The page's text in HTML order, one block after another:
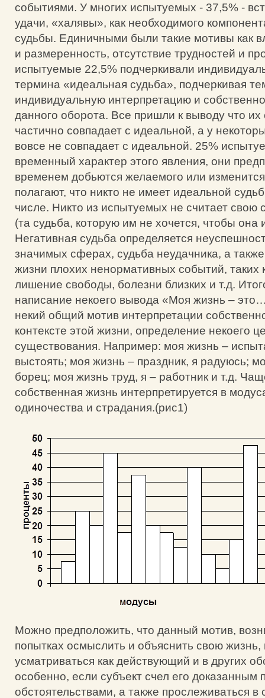
событиями. У многих испытуемых - 37,5% -
удачи, «халявы», как необходимого
судьбы. Единичными были такие мотивы как
и размеренность, отсутствие трудностей и
испытуемые 22,5% подчеркивали
термина «идеальная судьба», подчеркивая
индивидуальную интерпретацию и
данного оборота. Все пришли к выводу что
частично совпадает с идеальной, а у
вовсе не совпадает с идеальной. 25%
временный характер этого явления, они
временем добьются желаемого или
полагают, что никто не имеет идеальной
числе. Никто из испытуемых не считает свою
(та судьба, которую им не хочется, чтобы она
Негативная судьба определяется
значимых сферах, судьба неудачника, а
жизни плохих ненормативных событий, таких
лишение свободы, болезни близких и т.д.
написание некоего вывода «Моя жизнь –
некий общий мотив интерпретации
контексте этой жизни, определение некоего
существования. Например: моя жизнь –
выстоять; моя жизнь – праздник, я радуюсь;
борец; моя жизнь труд, я – работник и т.д.
собственная жизнь интерпретируется в
одиночества и страдания.(рис1)
Можно предположить, что данный мотив,
попытках осмыслить и объяснить свою
усматриваться как действующий и в других
особенно, если субъект счел его
обстоятельствами, а также прослеживаться в